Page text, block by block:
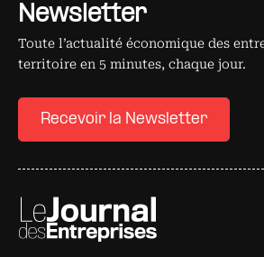
Newsletter
Toute l’actualité économique des
territoire en 5 minutes, chaque jour.
Recevoir la Newsletter